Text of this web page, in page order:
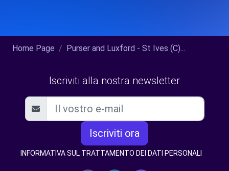
Home Page Purser and Luxford - St Ives (C)...
Iscriviti alla nostra newsletter
Iscriviti ora
INFORMATIVA SUL TRATTAMENTO DEI DATI PERSONALI